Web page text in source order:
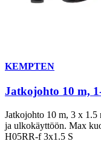
KEMPTEN
Jatkojohto 10 m,
Jatkojohto 10 m, 3 x 1.5
ja ulkokäyttöön. Max
H05RR-f 3x1.5 S